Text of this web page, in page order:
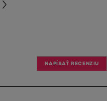
NAPÍSAŤ RECENZIU